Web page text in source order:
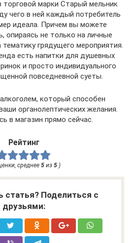
торговой марки Старый мельник
чего в ней каждый потребитель
идеала. Причем вы можете
опираясь не только на личные
грядущего мероприятия.
есть напитки для душевных
и просто индивидуального
повседневной суеты.
который способен
органолептических желания.
в магазин прямо сейчас.
Рейтинг
среднее 5 из 5 )
статья? Поделиться с
друзьями: